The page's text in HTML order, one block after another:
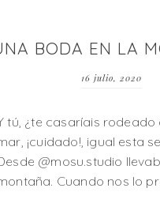
BODA EN LA
16 julio, 2020
tú, ¿te casaríais
¡cuidado!, igual esta
@mosu.studio
Cuando nos lo